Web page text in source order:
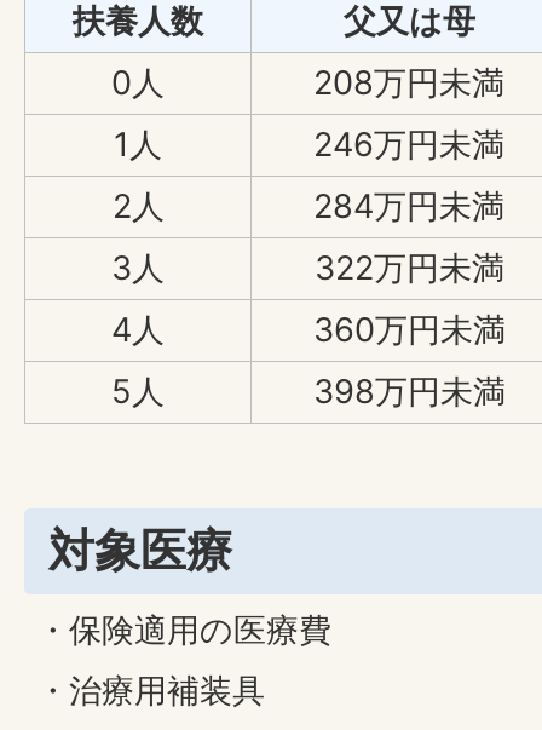
扶養人数
父又は母
0人
208万円未満
1人
246万円未満
2人
284万円未満
3人
322万円未満
4人
360万円未満
5人
398万円未満
対象医療
・保険適用の医療費
・治療用補装具